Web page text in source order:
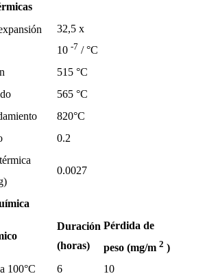
32,5 x
10 -7 / °C
515 °C
565 °C
820°C
0.2
0.0027
Duración
(horas)
Pérdida de
peso (mg/m 2 )
100°C
6
10